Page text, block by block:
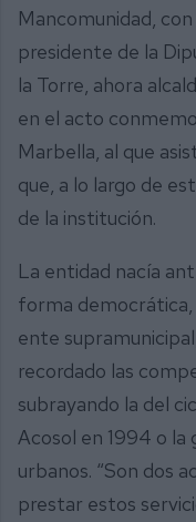
Mancomunidad,
presidente de la
la Torre, ahora
en el acto
Marbella, al que
que, a lo largo de
de la institución.
La entidad nacía
forma
ente
recordado las
subrayando la del
Acosol en 1994 o la
urbanos. “Son dos
prestar estos